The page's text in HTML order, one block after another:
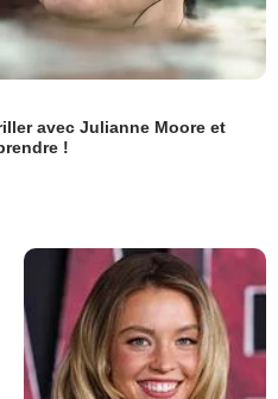
avec Julianne Moore et
!